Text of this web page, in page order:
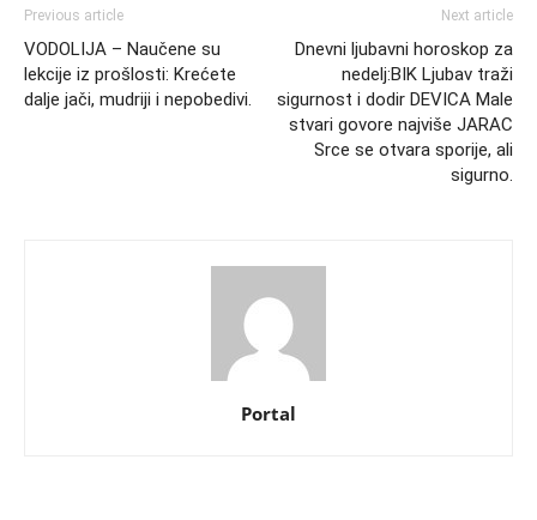
Previous article
VODOLIJA – Naučene su
lekcije iz prošlosti: Krećete
dalje jači, mudriji i nepobedivi.
Next article
Dnevni ljubavni horoskop za
nedelj:BIK Ljubav traži
sigurnost i dodir DEVICA Male
stvari govore najviše JARAC
Srce se otvara sporije, ali
sigurno.
Portal